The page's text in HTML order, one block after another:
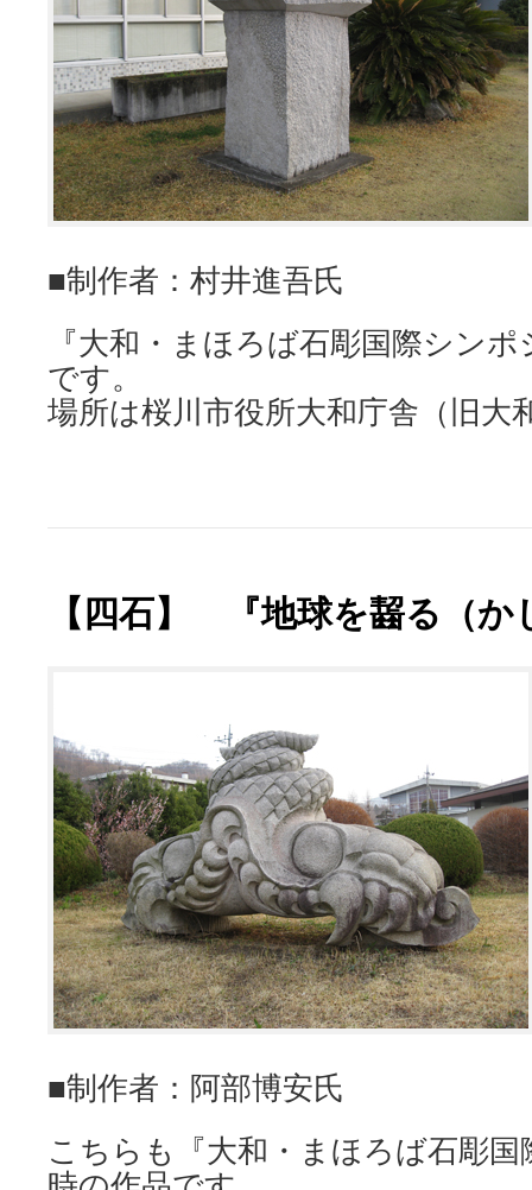
■制作者：村井進吾氏
『大和・まほろば石彫国際シン
です。
場所は桜川市役所大和庁舎（旧大
【四石】 『地球を齧る（か
■制作者：阿部博安氏
こちらも『大和・まほろば石彫